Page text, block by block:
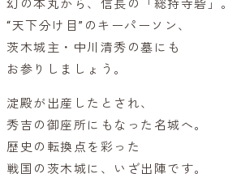
幻の本丸から、信長の「総持寺砦」。
“天下分け目”のキーパーソン、
茨木城主・中川清秀の墓にも
お参りしましょう。
淀殿が出産したとされ、
秀吉の御座所にもなった名城へ。
歴史の転換点を彩った
戦国の茨木城に、いざ出陣です。